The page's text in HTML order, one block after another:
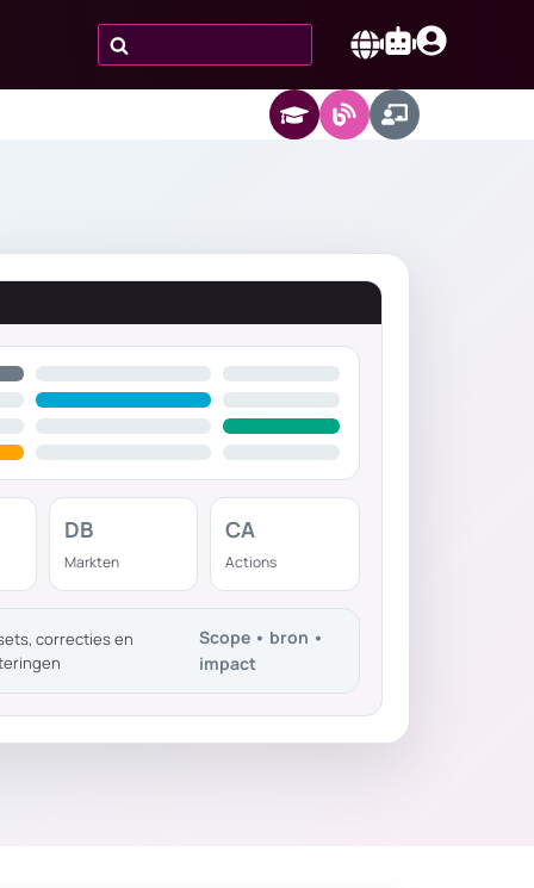
Zoeken
naar:
DB
Markten
CA
Actions
correcties en
Scope • bron •
impact